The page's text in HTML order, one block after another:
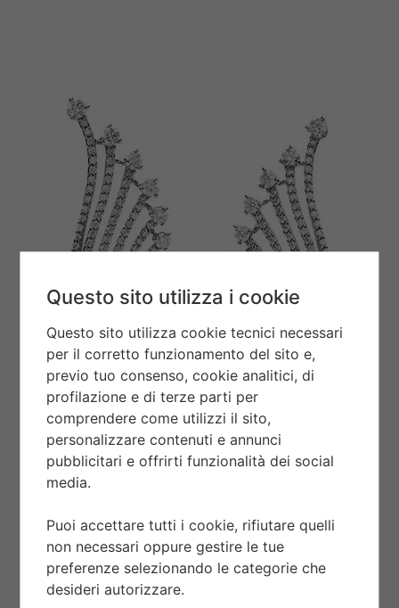
DIVA EARRINGS
27198B
Questo sito utilizza i cookie
Questo sito utilizza cookie tecnici necessari
per il corretto funzionamento del sito e,
previo tuo consenso, cookie analitici, di
profilazione e di terze parti per
comprendere come utilizzi il sito,
personalizzare contenuti e annunci
pubblicitari e offrirti funzionalità dei social
media.
Puoi accettare tutti i cookie, rifiutare quelli
non necessari oppure gestire le tue
preferenze selezionando le categorie che
desideri autorizzare.